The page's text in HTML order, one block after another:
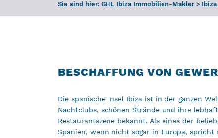
Sie sind hier: GHL Ibiza Immobilien-Makler>
BESCHAFFUNG VON
Die spanische Insel Ibiza ist in der ganzen
Nachtclubs, schönen Strände und ihre
Restaurantszene bekannt. Als eines der
Spanien, wenn nicht sogar in Europa, spricht